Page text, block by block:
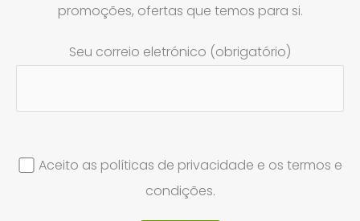
promoções, ofertas que temos para si.
Seu correio eletrónico (obrigatório)
Aceito as políticas de privacidade e os termos e
condições.